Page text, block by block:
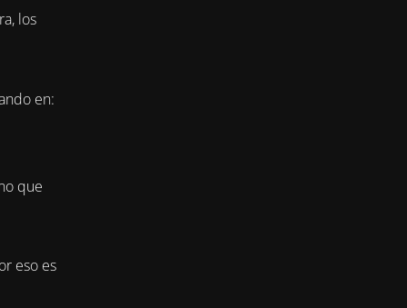
los
en:
que
eso es